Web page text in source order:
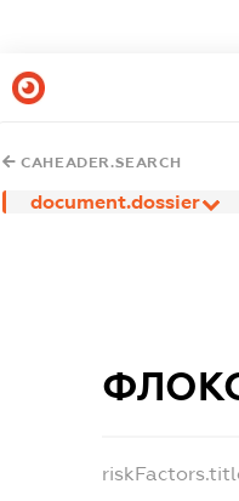
CAHEADER.SEARCH
document.dossier